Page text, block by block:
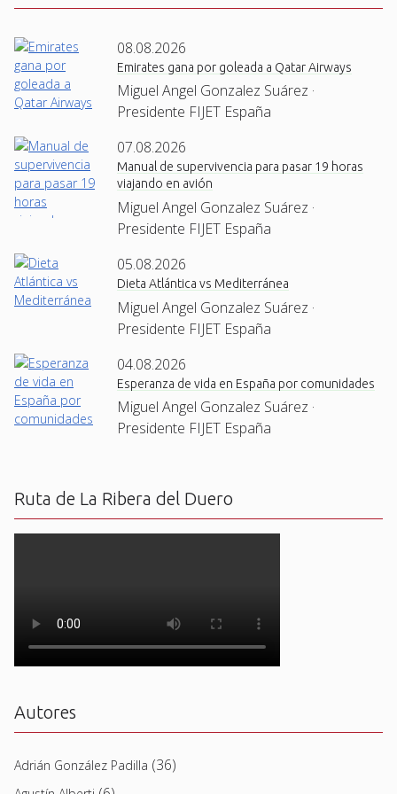
08.08.2026
Emirates gana por goleada a Qatar Airways
Miguel Angel Gonzalez Suárez ·
Presidente FIJET España
07.08.2026
Manual de supervivencia para pasar 19 horas
viajando en avión
Miguel Angel Gonzalez Suárez ·
Presidente FIJET España
05.08.2026
Dieta Atlántica vs Mediterránea
Miguel Angel Gonzalez Suárez ·
Presidente FIJET España
04.08.2026
Esperanza de vida en España por comunidades
Miguel Angel Gonzalez Suárez ·
Presidente FIJET España
Ruta de La Ribera del Duero
Autores
Adrián González Padilla (36)